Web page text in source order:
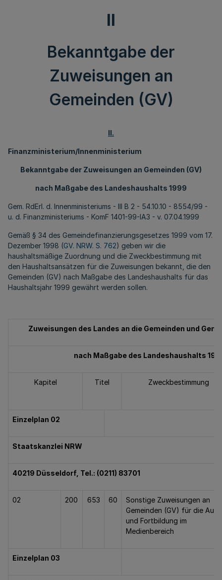
II
Bekanntgabe der
Zuweisungen an
Gemeinden (GV)
II.
Finanzministerium/Innenministerium
Bekanntgabe der Zuweisungen an Gemeinden (GV)
nach Maßgabe des Landeshaushalts 1999
Gem. RdErl. d. Innenministeriums - III B 2 - 54.10.10 - 8554/99 -
u. d. Finanzministeriums - KomF 1401-99-IA3 - v. 07.04.1999
Gemäß § 34 des Gemeindefinanzierungsgesetzes 1999 vom 17.
Dezember 1998 (GV. NRW. S. 762) geben wir die
haushaltsmäßige Zuordnung und die Zweckbestimmung mit
den Haushaltsansätzen für die Zuweisungen bekannt, die den
Gemeinden (GV) nach Maßgabe des Landeshaushalts für das
Haushaltsjahr 1999 gewährt werden sollen.
Zuweisungen des Landes an die Gemeinden und
nach Maßgabe des Landeshaushalts
Kapitel Titel Zweckbestimmung
Einzelplan 02
Staatskanzlei NRW
40219 Düsseldorf, Tel.: (0211) 83701
02 200 653 60
Sonstige Zuweisungen an
Gemeinden (GV) für die Aus-
und Fortbildung im
Medienbereich
Einzelplan 03